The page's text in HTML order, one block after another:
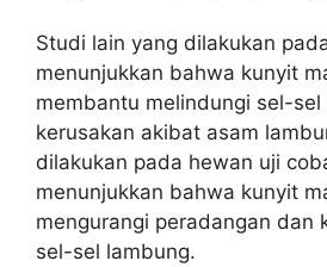
Studi lain yang dilakukan
menunjukkan bahwa kunyit
membantu melindungi sel-
kerusakan akibat asam
dilakukan pada hewan uji
menunjukkan bahwa kunyit
mengurangi peradangan dan
sel-sel lambung.